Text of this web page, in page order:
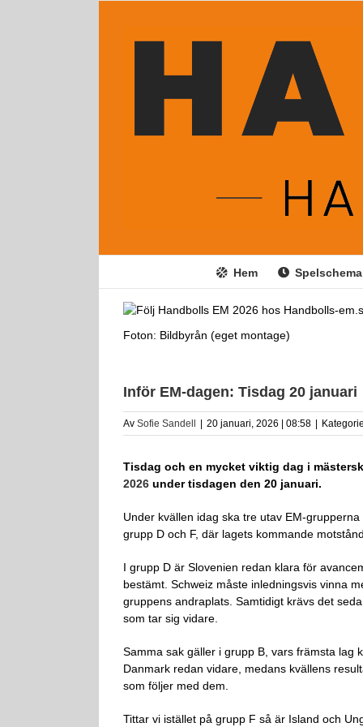
Hem Spelschema
Foton: Bildbyrån (eget montage)
Inför EM-dagen: Tisdag 20 januari
Av Sofie Sandell | 20 januari, 2026 | 08:58 |
Tisdag och en mycket viktig dag i
2026under tisdagen den 20 januari.
Under kvällen idag ska tre utav EM-
grupp D och F, där lagets kommande
I grupp D är Slovenien redan klara för
bestämt. Schweiz måste inledningsvis vinna
gruppens andraplats. Samtidigt krävs det
som tar sig vidare.
Samma sak gäller i grupp B, vars främsta lag
Danmark redan vidare, medans kvällens
som följer med dem.
Tittar vi istället på grupp F så är Island och